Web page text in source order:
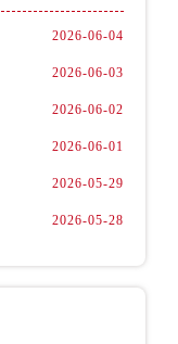
2026-06-04
2026-06-03
2026-06-02
2026-06-01
2026-05-29
2026-05-28